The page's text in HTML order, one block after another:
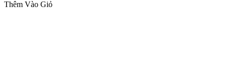
Thêm Vào Giỏ